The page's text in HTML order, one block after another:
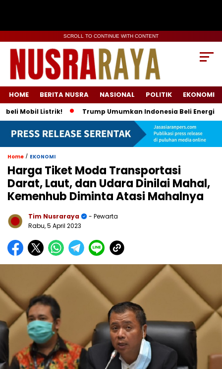
SCROLL TO CONTINUE WITH CONTENT
HOME BERITA NUSRA NASIONAL POLITIK EKONOMI
Listrik! Trump Umumkan Indonesia Beli Energi & 50
Home / EKONOMI
Harga Tiket Moda Transportasi
Darat, Laut, dan Udara Dinilai Mahal,
Kemenhub Diminta Atasi Mahalnya
Tim Nusraraya
- Pewarta
Rabu, 5 April 2023